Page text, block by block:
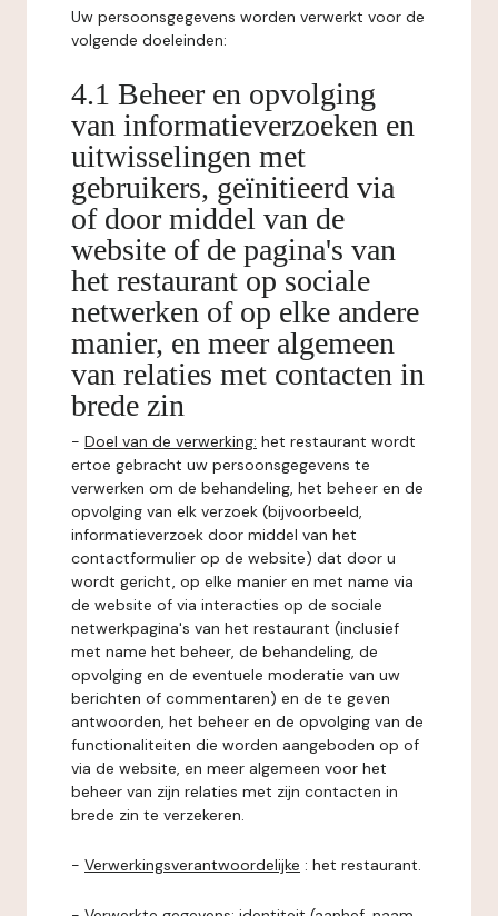
Uw persoonsgegevens worden verwerkt voor de
volgende doeleinden:
4.1 Beheer en opvolging
van informatieverzoeken en
uitwisselingen met
gebruikers, geïnitieerd via
of door middel van de
website of de pagina's van
het restaurant op sociale
netwerken of op elke andere
manier, en meer algemeen
van relaties met contacten in
brede zin
- Doel van de verwerking: het restaurant wordt
ertoe gebracht uw persoonsgegevens te
verwerken om de behandeling, het beheer en de
opvolging van elk verzoek (bijvoorbeeld,
informatieverzoek door middel van het
contactformulier op de website) dat door u
wordt gericht, op elke manier en met name via
de website of via interacties op de sociale
netwerkpagina's van het restaurant (inclusief
met name het beheer, de behandeling, de
opvolging en de eventuele moderatie van uw
berichten of commentaren) en de te geven
antwoorden, het beheer en de opvolging van de
functionaliteiten die worden aangeboden op of
via de website, en meer algemeen voor het
beheer van zijn relaties met zijn contacten in
brede zin te verzekeren.
- Verwerkingsverantwoordelijke : het restaurant.